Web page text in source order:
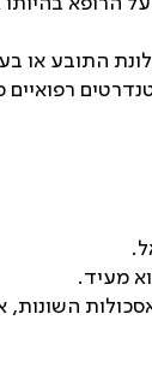
התובע או
.
מעיד.